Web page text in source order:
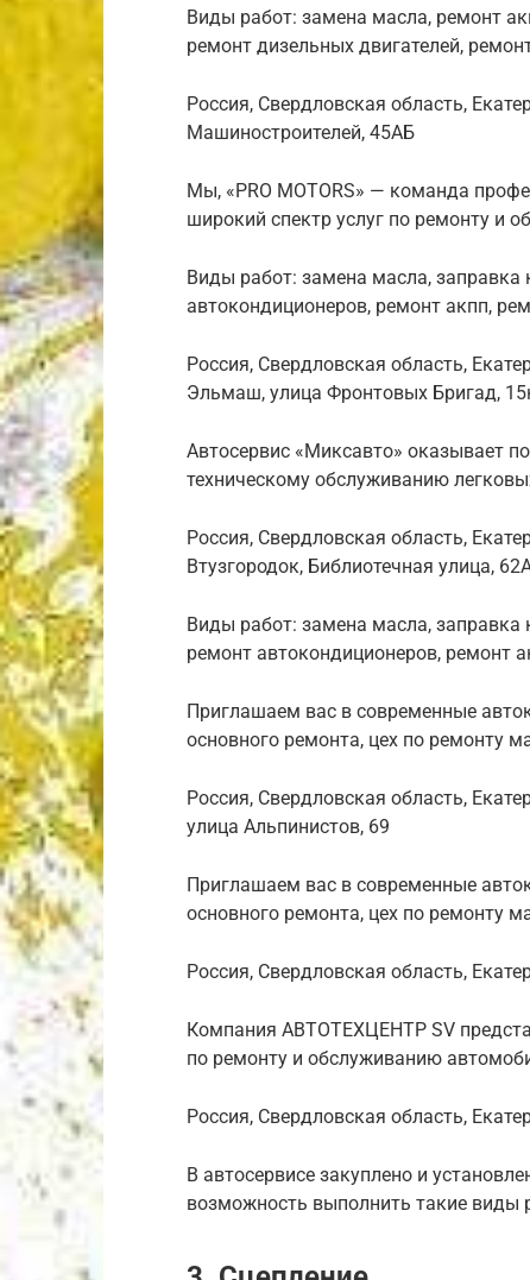
Виды работ: замена масла, ремонт
ремонт дизельных двигателей,
Россия, Свердловская область,
Машиностроителей, 45АБ
Мы, «PRO MOTORS» — команда
широкий спектр услуг по ремонту и
Виды работ: замена масла, заправка
автокондиционеров, ремонт акпп,
Россия, Свердловская область,
Эльмаш, улица Фронтовых Бригад,
Автосервис «Миксавто» оказывает
техническому обслуживанию
Россия, Свердловская область,
Втузгородок, Библиотечная улица,
Виды работ: замена масла, заправка
ремонт автокондиционеров, ремонт
Приглашаем вас в современные
основного ремонта, цех по ремонту
Россия, Свердловская область,
улица Альпинистов, 69
Приглашаем вас в современные
основного ремонта, цех по ремонту
Россия, Свердловская область,
Компания АВТОТЕХЦЕНТР SV
по ремонту и обслуживанию
Россия, Свердловская область,
В автосервисе закуплено и
возможность выполнить такие виды